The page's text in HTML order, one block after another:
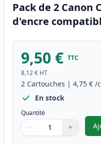
Pack de 2 Canon
d'encre
9,50 € TTC
8,12 € HT
2 Cartouches | 4,75 € /
En stock
Quantité
Quantité
Utilisez les boutons
− +
Quantité